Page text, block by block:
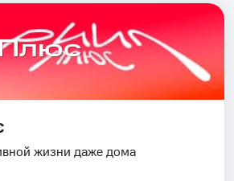
жизни даже дома